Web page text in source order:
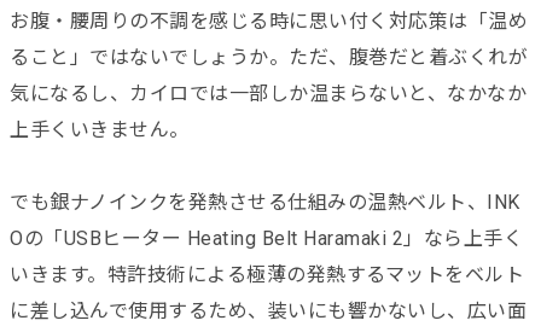
お腹・腰周りの不調を感じる時に思い付く対応策は「温め
ること」ではないでしょうか。ただ、腹巻だと着ぶくれが
気になるし、カイロでは一部しか温まらないと、なかなか
上手くいきません。
でも銀ナノインクを発熱させる仕組みの温熱ベルト、INK
Oの「USBヒーター Heating Belt Haramaki 2」なら上手く
いきます。特許技術による極薄の発熱するマットをベルト
に差し込んで使用するため、装いにも響かないし、広い面